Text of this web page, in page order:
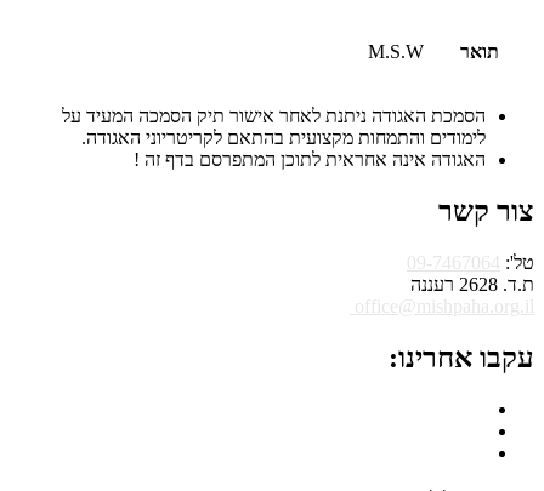
M.S.W
האגודה ניתנת לאחר אישור תיק הסמכה המעיד על
והתמחות מקצועית בהתאם לקריטריוני האגודה.
אינה אחראית לתוכן המתפרסם בדף זה !
09-